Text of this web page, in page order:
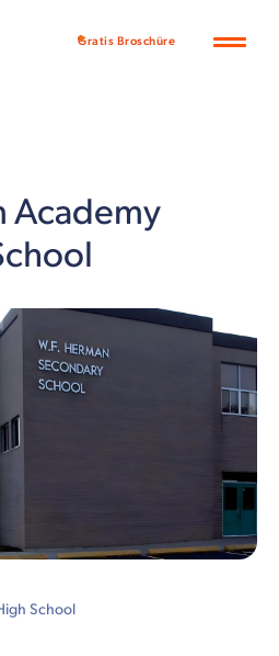
Gratis Broschüre
Academy
School